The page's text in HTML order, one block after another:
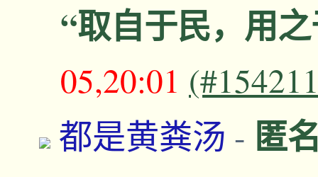
“取自于民，用
05,20:01
都是黄粪汤 - 匿